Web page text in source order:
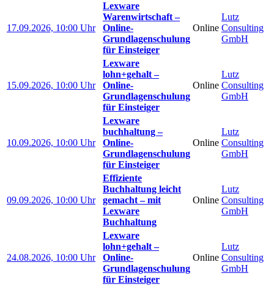
17.09.2026, 10:00 Uhr
Lexware
Warenwirtschaft –
Online-
Grundlagenschulung
für Einsteiger
Online
Lutz
Consulting
GmbH
15.09.2026, 10:00 Uhr
Lexware
lohn+gehalt –
Online-
Grundlagenschulung
für Einsteiger
Online
Lutz
Consulting
GmbH
10.09.2026, 10:00 Uhr
Lexware
buchhaltung –
Online-
Grundlagenschulung
für Einsteiger
Online
Lutz
Consulting
GmbH
09.09.2026, 10:00 Uhr
Effiziente
Buchhaltung leicht
gemacht – mit
Lexware
Buchhaltung
Online
Lutz
Consulting
GmbH
24.08.2026, 10:00 Uhr
Lexware
lohn+gehalt –
Online-
Grundlagenschulung
für Einsteiger
Online
Lutz
Consulting
GmbH